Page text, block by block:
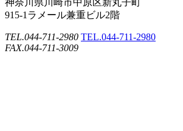
915-1ラメール兼重ビル2階
TEL.044-711-2980 TEL.044-711-2980
FAX.044-711-3009